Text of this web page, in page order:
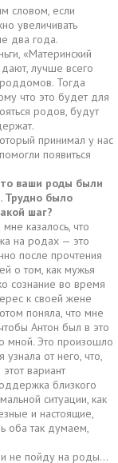
словом, если
увеличивать
два года.
«Материнский
лучше всего
Тогда
что это будет для
родов, будут
принимал у нас
появиться
ваши роды были
Трудно было
шаг?
казалось, что
на родах — это
после прочтения
о том, как мужья
сознание во время
к своей жене
поняла, что мне
Антон был в это
мной. Это произошло
узнала от него, что,
вариант
близкого
ситуации, как
и настоящие,
оба так думаем,
не пойду на роды…